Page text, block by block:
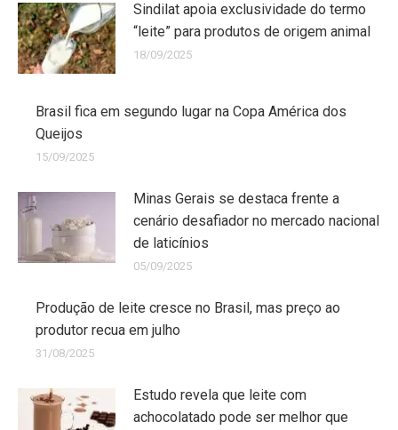
Sindilat apoia exclusividade do termo
“leite” para produtos de origem animal
18/09/2025
Brasil fica em segundo lugar na Copa América dos
Queijos
15/09/2025
Minas Gerais se destaca frente a
cenário desafiador no mercado nacional
de laticínios
05/09/2025
Produção de leite cresce no Brasil, mas preço ao
produtor recua em julho
31/08/2025
Estudo revela que leite com
achocolatado pode ser melhor que